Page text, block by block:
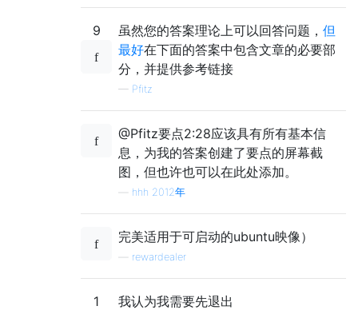
9 虽然您的答案理论上可以回答问题， 但
最好在下面的答案中包含文章的必要部
分，并提供参考链接
— Pfitz
@Pfitz要点2:28应该具有所有基本信
息，为我的答案创建了要点的屏幕截
图，但也许也可以在此处添加。
hhh 2012年
完美适用于可启动的ubuntu映像）
rewardealer
1 我认为我需要先退出